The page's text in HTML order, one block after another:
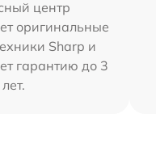
центр
оригинальные
Sharp и
гарантию до 3
лет.